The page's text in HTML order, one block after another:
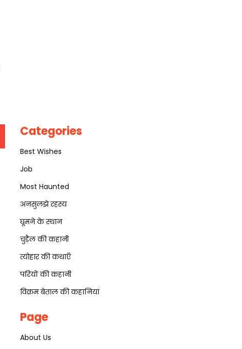
Categories
Best Wishes
Job
Most Haunted
अनसुलझे रहस्य
घूमने के स्थान
चुड़ैल की कहानी
त्योहार की कथाएँ
परियों की कहानी
विक्रम बेताल की कहानियां
Page
About Us